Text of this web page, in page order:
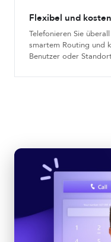
Flexibel und
Telefonieren Sie
smartem Routing und
Benutzer oder